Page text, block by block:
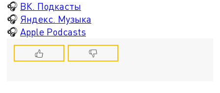
🎧 ВК. Подкасты
🎧 Яндекс. Музыка
🎧Apple Podcasts